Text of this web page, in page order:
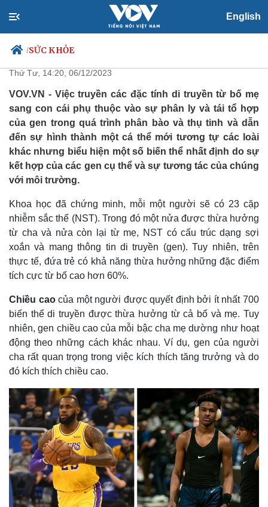
English
/SỨC KHỎE
Chính trị
Đảng
Tổ chức nhân sự
Quốc hội
Nhận diện sự thật
Xã hội
Tin 24h
Dự báo thời tiết
Giáo dục
Dấu ấn VOV
Đặc điểm di truyền chỉ có thể
được thừa hưởng từ người cha
Thứ Tư, 14:20, 06/12/2023
VOV.VN - Việc truyền các đặc tính di truyền từ bố mẹ
sang con cái phụ thuộc vào sự phân ly và tái tổ hợp
của gen trong quá trình phân bào và thụ tinh và dẫn
đến sự hình thành một cá thể mới tương tự các loài
khác nhưng biểu hiện một số biến thể nhất định do sự
kết hợp của các gen cụ thể và sự tương tác của chúng
với môi trường.
Khoa học đã chứng minh, mỗi một người sẽ có 23 cặp
nhiễm sắc thể (NST). Trong đó một nửa được thừa hưởng
từ cha và nửa còn lại từ mẹ, NST có cấu trúc dạng sợi
xoắn và mang thông tin di truyền (gen). Tuy nhiên, trên
thực tế, đứa trẻ có khả năng thừa hưởng những đặc điểm
tích cực từ bố cao hơn 60%.
Chiều caocủa một người được quyết định bởi ít nhất 700
biến thể di truyền được thừa hưởng từ cả bố và mẹ. Tuy
nhiên, gen chiều cao của mỗi bậc cha mẹ dường như hoạt
động theo những cách khác nhau. Ví dụ, gen của người
cha rất quan trọng trong việc kích thích tăng trưởng và do
đó kích thích chiều cao.